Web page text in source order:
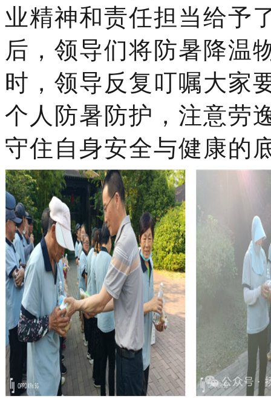
业精神和责任担当给予
后，领导们将防暑降温
时，领导反复叮嘱大家
个人防暑防护，注意劳
守住自身安全与健康的